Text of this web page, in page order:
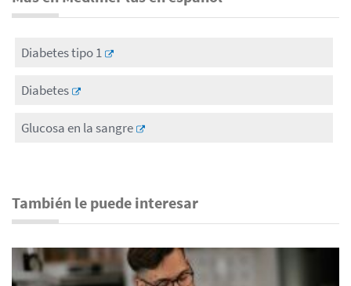
Diabetes tipo 1
Diabetes
Glucosa en la sangre
También le puede interesar